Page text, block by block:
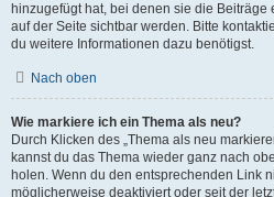
hinzugefügt hat, bei denen sie die Beiträge
auf der Seite sichtbar werden. Bitte
du weitere Informationen dazu benötigst.
Nach oben
Wie markiere ich ein Thema als neu?
Durch Klicken des „Thema als neu
kannst du das Thema wieder ganz nach
holen. Wenn du den entsprechenden Link
möglicherweise deaktiviert oder seit der